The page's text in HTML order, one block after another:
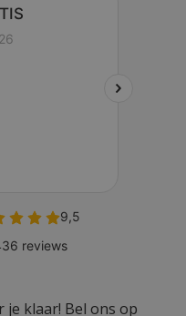
je klaar! Bel ons op